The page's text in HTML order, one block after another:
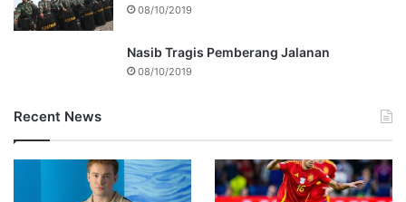
08/10/2019
Nasib Tragis Pemberang Jalanan
08/10/2019
Recent News